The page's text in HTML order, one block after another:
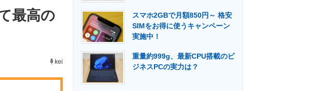
エネルギーの専門メディア 建設×テクノロジーの最前線
最高の
kei
スマホ2GBで月額850円～ 格安
SIMをお得に使うキャンペーン
実施中！
重量約999g、最新CPU搭載のビ
ジネスPCの実力は？